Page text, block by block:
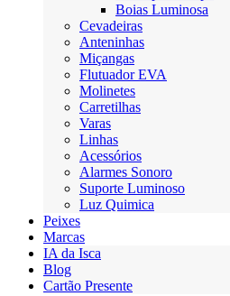
Boias Luminosa
Cevadeiras
Anteninhas
Miçangas
Flutuador EVA
Molinetes
Carretilhas
Varas
Linhas
Acessórios
Alarmes Sonoro
Suporte Luminoso
Luz Quimica
Peixes
Marcas
IA da Isca
Blog
Cartão Presente